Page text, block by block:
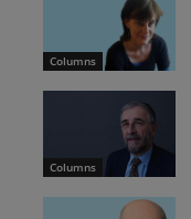
Columns
Columns